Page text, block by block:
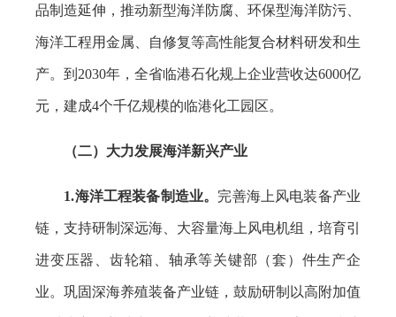
品制造延伸，推动新型海洋防腐、环保型海洋防污、
海洋工程用金属、自修复等高性能复合材料研发和生
产。到2030年，全省临港石化规上企业营收达6000亿
元，建成4个千亿规模的临港化工园区。
（二）大力发展海洋新兴产业
1.海洋工程装备制造业。 完善海上风电装备产业
链，支持研制深远海、大容量海上风电机组，培育引
进变压器、齿轮箱、轴承等关键部（套）件生产企
业。巩固深海养殖装备产业链，鼓励研制以高附加值